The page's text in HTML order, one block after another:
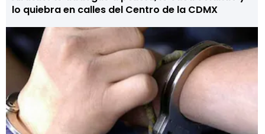
lo quiebra en calles del Centro de la CDMX